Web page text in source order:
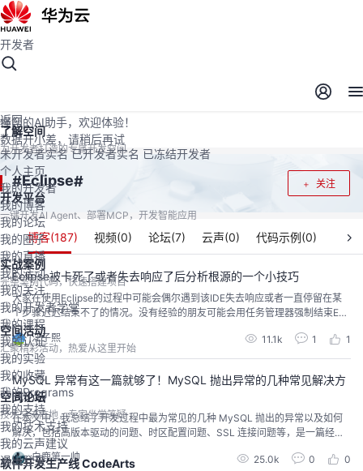
开发者空间
开发者空间
了解空间
为开发者打造的专属开发空间
开发平台
一键开发AI Agent、部署MCP，开发智能应用
实战案例
完整案例代码，快速搭建项目
空间活动
汇聚精彩活动，热爱从这里开始
空间论坛
技术交流阵地，专家坐堂答疑
软件开发生产线 CodeArts
开发者
返回
未开发者实名 已开发者实名 已冻结开发者
个人主页
我的开发者
我的博客
我的论坛
我的圈子
我的直播
我的活动
我的关注
我的开发者学堂
我的课程
我的认证
我的实验
我的收藏
我的Programs
我的支持
我的技术支持
我的云声建议
退出登录
懂您的AI助手，欢迎体验！
数据开小差，请稍后再试
关注
#Eclipse#
博客(187) 视频(0) 论坛(7) 云声(0) 代码示例(0)
Eclipse被卡死了或者失去响应了后分析根源的一个小技巧
大家在使用Eclipse的过程中可能会偶尔遇到该IDE失去响应或者一直停留在某
个步骤迟迟结束不了的情况。没有经验的朋友可能会用任务管理器强制结束Ecli
pse进程，抱着侥幸的心理一次又一次得重试，希望这个卡死或者失去响应的问
题可以不再出现，但往往事与愿违。遇到这种情况，我们需要做的就是找出问
题根源。其实Eclipse使用过程中产生的日志也很好的记录了下来，我们只需要
查看日志即可找出根源。举个...
汪子熙 11.1k 1 1
MySQL 异常有这一篇就够了！MySQL 抛出异常的几种常见解决方
式小结
在本文中，我总结了开发过程中最为常见的几种 MySQL 抛出的异常以及如何
解决，包括高版本驱动的问题、时区配置问题、SSL 连接问题等，是一篇经验
总结贴，于我个人而言，这一篇足以解决目前项目中所有遇到的 MySQL 问
题。同时，也希望本文能对 MySQL 数据库初学者有一定的引导入门作用。
白鹿第一帅 25.0k 0 0